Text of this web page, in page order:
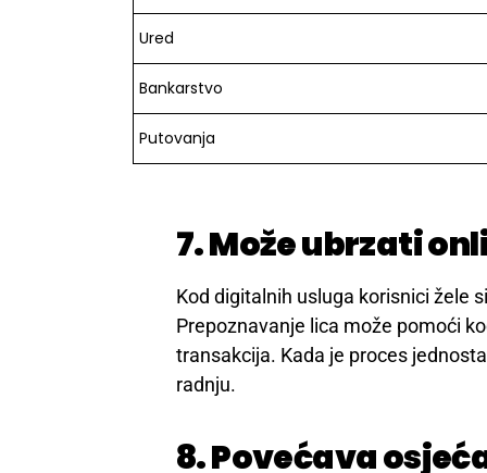
Ured
Bankarstvo
Putovanja
7. Može ubrzati
Kod digitalnih usluga korisnici žele
Prepoznavanje lica može pomoći
transakcija. Kada je proces
radnju.
8. Povećava